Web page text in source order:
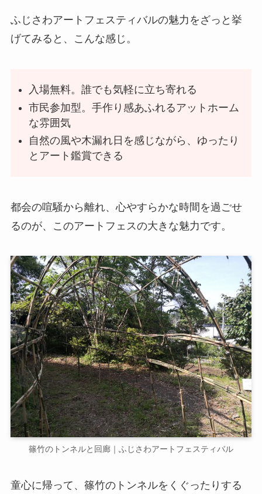
ふじさわアートフェスティバルの魅力をざっと挙
げてみると、こんな感じ。
入場無料。誰でも気軽に立ち寄れる
市民参加型。手作り感あふれるアットホーム
な雰囲気
自然の風や木漏れ日を感じながら、ゆったり
とアート鑑賞できる
都会の喧騒から離れ、心やすらかな時間を過ごせ
るのが、このアートフェスの大きな魅力です。
篠竹のトンネルと回廊｜ふじさわアートフェスティバル
童心に帰って、篠竹のトンネルをくぐったりする